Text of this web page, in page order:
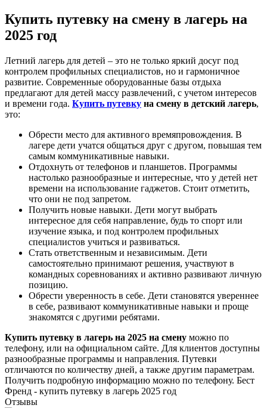
Купить путевку на смену в лагерь на
2025 год
Летний лагерь для детей – это не только яркий досуг под
контролем профильных специалистов, но и гармоничное
развитие. Современные оборудованные базы отдыха
предлагают для детей массу развлечений, с учетом интересов
и времени года. Купить путевку на смену в детский лагерь,
это:
Обрести место для активного времяпровождения. В
лагере дети учатся общаться друг с другом, повышая тем
самым коммуникативные навыки.
Отдохнуть от телефонов и планшетов. Программы
настолько разнообразные и интересные, что у детей нет
времени на использование гаджетов. Стоит отметить,
что они не под запретом.
Получить новые навыки. Дети могут выбрать
интересное для себя направление, будь то спорт или
изучение языка, и под контролем профильных
специалистов учиться и развиваться.
Стать ответственным и независимым. Дети
самостоятельно принимают решения, участвуют в
командных соревнованиях и активно развивают личную
позицию.
Обрести уверенность в себе. Дети становятся увереннее
в себе, развивают коммуникативные навыки и проще
знакомятся с другими ребятами.
Купить путевку в лагерь на 2025 на смену можно по
телефону, или на официальном сайте. Для клиентов доступны
разнообразные программы и направления. Путевки
отличаются по количеству дней, а также другим параметрам.
Получить подробную информацию можно по телефону. Бест
Френд - купить путевку в лагерь 2025 год
Отзывы